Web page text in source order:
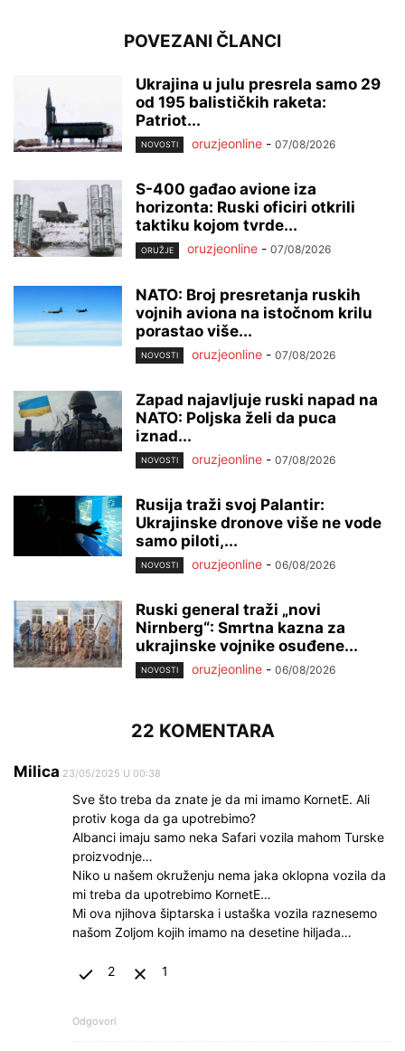
POVEZANI ČLANCI
Ukrajina u julu presrela samo 29
od 195 balističkih raketa:
Patriot...
NOVOSTI oruzjeonline - 07/08/2026
S-400 gađao avione iza
horizonta: Ruski oficiri otkrili
taktiku kojom tvrde...
ORUŽJE oruzjeonline - 07/08/2026
NATO: Broj presretanja ruskih
vojnih aviona na istočnom krilu
porastao više...
NOVOSTI oruzjeonline - 07/08/2026
Zapad najavljuje ruski napad na
NATO: Poljska želi da puca
iznad...
NOVOSTI oruzjeonline - 07/08/2026
Rusija traži svoj Palantir:
Ukrajinske dronove više ne vode
samo piloti,...
NOVOSTI oruzjeonline - 06/08/2026
Ruski general traži „novi
Nirnberg“: Smrtna kazna za
ukrajinske vojnike osuđene...
NOVOSTI oruzjeonline - 06/08/2026
22 KOMENTARA
Milica 23/05/2025 U 00:38
Sve što treba da znate je da mi imamo KornetE. Ali
protiv koga da ga upotrebimo?
Albanci imaju samo neka Safari vozila mahom Turske
proizvodnje…
Niko u našem okruženju nema jaka oklopna vozila da
mi treba da upotrebimo KornetE…
Mi ova njihova šiptarska i ustaška vozila raznesemo
našom Zoljom kojih imamo na desetine hiljada…
2 1
Odgovori